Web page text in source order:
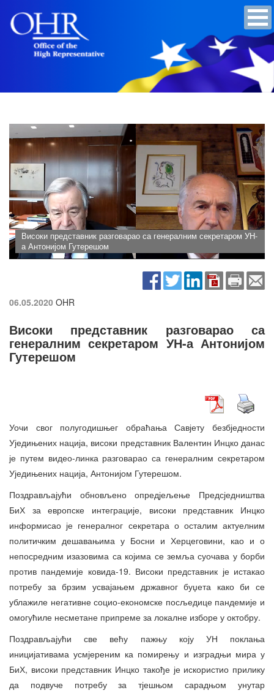
Високи представник разговарао са генералним секретаром УН-
а Антонијом Гутерешом
06.05.2020 OHR
Високи представник разговарао са
генералним секретаром УН-а Антонијом
Гутерешом
Уочи свог полугодишњег обраћања Савјету безбједности
Уједињених нација, високи представник Валентин Инцко данас
је путем видео-линка разговарао са генералним секретаром
Уједињених нација, Антонијом Гутерешом.
Поздрављајући обновљено опредјељење Предсједништва
БиХ за европске интеграције, високи представник Инцко
информисао је генералног секретара о осталим актуелним
политичким дешавањима у Босни и Херцеговини, као и о
непосредним изазовима са којима се земља суочава у борби
против пандемије ковида-19. Високи представник је истакао
потребу за брзим усвајањем државног буџета како би се
ублажиле негативне социо-економске посљедице пандемије и
омогућиле несметане припреме за локалне изборе у октобру.
Поздрављајући све већу пажњу коју УН поклања
иницијативама усмјереним ка помирењу и изградњи мира у
БиХ, високи представник Инцко такође је искористио прилику
да подвуче потребу за тјешњом сарадњом унутар